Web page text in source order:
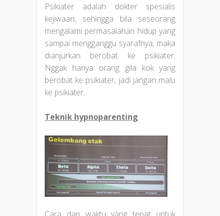
Psikiater adalah dokter spesialis
kejiwaan, sehingga bila seseorang
mengalami permasalahan hidup yang
sampai mengganggu syarafnya, maka
dianjurkan berobat ke psikiater.
Nggak hanya orang gila kok yang
berobat ke psikiater, jadi jangan malu
ke psikiater.
Teknik hypnoparenting